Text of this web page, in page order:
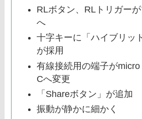
RLボタン、RLトリガー
へ
十字キーに「ハイブリッ
が採用
有線接続用の端子が
Cへ変更
「Shareボタン」が追加
振動が静かに細かく